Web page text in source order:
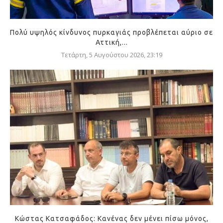
Πολύ υψηλός κίνδυνος πυρκαγιάς προβλέπεται αύριο σε
Αττική,...
Τετάρτη, 5 Αυγούστου 2026, 23:19
Κώστας Κατσαφάδος: Κανένας δεν μένει πίσω μόνος,